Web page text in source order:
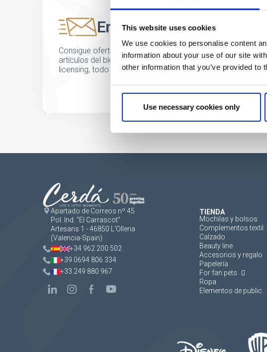
This website uses cookies
We use cookies to personalise content
information about your use of our site
other information that you’ve provided
Use necessary cookies only
Entérate antes que nadie
Consigue ofertas especiales, información sobre eventos,
artículos del blog y conoce antes que nadie las novedades
licensing, todo al alcance de un click.
Apartado de Correos nº 45
Pol. Ind. "El Carrascot"
Artesans 1 - 46850 L'Olleria
(Valencia-Spain)
+34 962 200 502
+39 0694 806 334
+33 249 880 967
TIENDA
Mochilas y bolsos
Complementos textil
Calzado
Beauty line
Accesorios y regalo
Papelería
For fan pets
Ropa
Elementos de public.